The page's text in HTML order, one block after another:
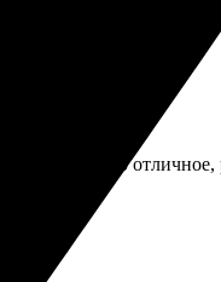
Качество отличное,